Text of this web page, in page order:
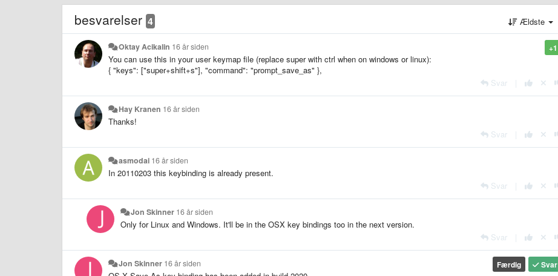
besvarelser 4 Ældste
+1
Oktay Acikalin 16 år siden
You can use this in your user keymap file (replace super with ctrl when on windows or linux):
{ "keys": ["super+shift+s"], "command": "prompt_save_as" },
Svar
Hay Kranen 16 år siden
Thanks!
Svar
asmodai 16 år siden
In 20110203 this keybinding is already present.
Svar
Jon Skinner 16 år siden
Only for Linux and Windows. It'll be in the OSX key bindings too in the next version.
Svar
Svar
Færdig
Jon Skinner 16 år siden